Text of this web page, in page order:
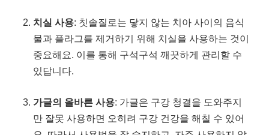
치실 사용: 칫솔질로는 닿지 않는 치아 사이의 음식
물과 플라그를 제거하기 위해 치실을 사용하는 것이
중요해요. 이를 통해 구석구석 깨끗하게 관리할 수
있답니다.
가글의 올바른 사용: 가글은 구강 청결을 도와주지
만 잘못 사용하면 오히려 구강 건강을 해칠 수 있어